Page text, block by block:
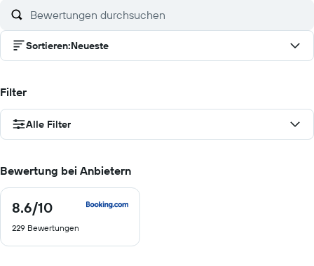
Sortieren:Neueste
Filter
Alle Filter
Bewertung bei Anbietern
8.6/10
8.6
10
229 Bewertungen